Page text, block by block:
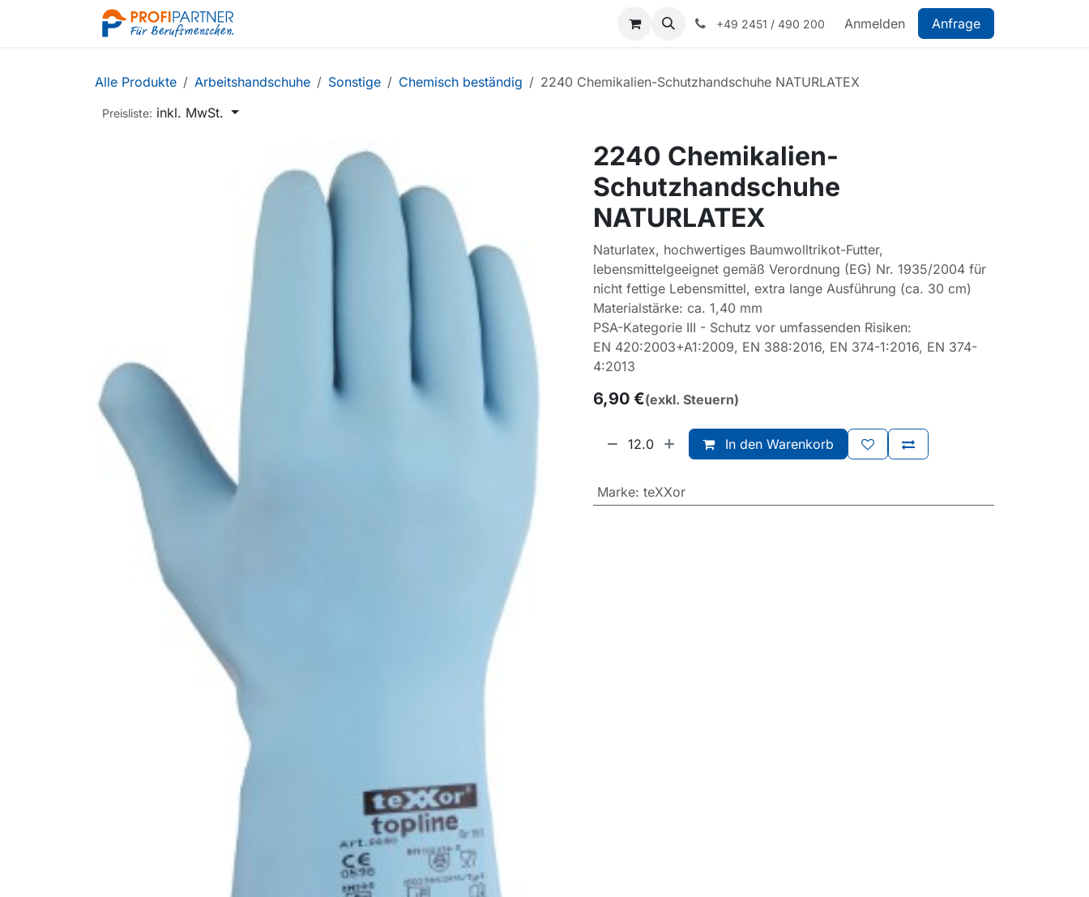
Zum Inhalt springen
+49 2451 / 490 200 Anmelden Anfrage
Alle Produkte Arbeitshandschuhe Sonstige Chemisch beständig 2240 Chemikalien-Schutzhandschuhe NATURLATEX
Preisliste: inkl. MwSt.
2240 Chemikalien-
Schutzhandschuhe
NATURLATEX
Naturlatex, hochwertiges Baumwolltrikot-Futter,
lebensmittelgeeignet gemäß Verordnung (EG) Nr. 1935/2004 für
nicht fettige Lebensmittel, extra lange Ausführung (ca. 30 cm)
Materialstärke: ca. 1,40 mm
PSA-Kategorie III - Schutz vor umfassenden Risiken:
EN 420:2003+A1:2009, EN 388:2016, EN 374-1:2016, EN 374-
4:2013
6,90 €(exkl. Steuern)
In den Warenkorb
Marke: teXXor